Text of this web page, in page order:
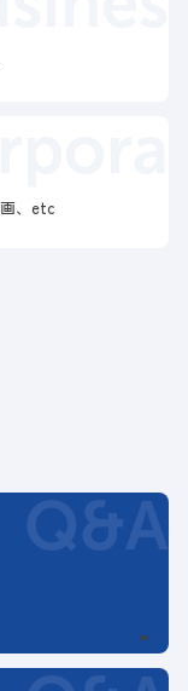
、etc
Q&A